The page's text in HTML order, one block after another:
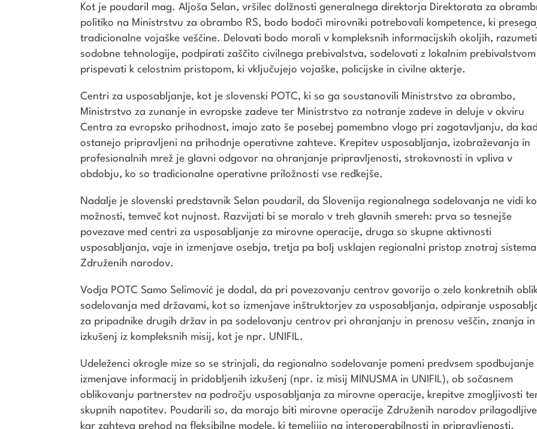
Kot je poudaril mag. Aljoša Selan, vršilec dolžnosti generalnega direktorja Direktorata za
politiko na Ministrstvu za obrambo RS, bodo bodoči mirovniki potrebovali kompetence, ki
tradicionalne vojaške veščine. Delovati bodo morali v kompleksnih informacijskih okoljih, razumeti
sodobne tehnologije, podpirati zaščito civilnega prebivalstva, sodelovati z lokalnim
prispevati k celostnim pristopom, ki vključujejo vojaške, policijske in civilne akterje.
Centri za usposabljanje, kot je slovenski POTC, ki so ga soustanovili Ministrstvo za obrambo,
Ministrstvo za zunanje in evropske zadeve ter Ministrstvo za notranje zadeve in deluje v okviru
Centra za evropsko prihodnost, imajo zato še posebej pomembno vlogo pri zagotavljanju, da
ostanejo pripravljeni na prihodnje operativne zahteve. Krepitev usposabljanja, izobraževanja in
profesionalnih mrež je glavni odgovor na ohranjanje pripravljenosti, strokovnosti in vpliva v
obdobju, ko so tradicionalne operativne priložnosti vse redkejše.
Nadalje je slovenski predstavnik Selan poudaril, da Slovenija regionalnega sodelovanja ne vidi
možnosti, temveč kot nujnost. Razvijati bi se moralo v treh glavnih smereh: prva so tesnejše
povezave med centri za usposabljanje za mirovne operacije, druga so skupne aktivnosti
usposabljanja, vaje in izmenjave osebja, tretja pa bolj usklajen regionalni pristop znotraj sistema
Združenih narodov.
Vodja POTC Samo Selimović je dodal, da pri povezovanju centrov govorijo o zelo konkretnih
sodelovanja med državami, kot so izmenjave inštruktorjev za usposabljanja, odpiranje
za pripadnike drugih držav in pa sodelovanju centrov pri ohranjanju in prenosu veščin, znanja in
izkušenj iz kompleksnih misij, kot je npr. UNIFIL.
Udeleženci okrogle mize so se strinjali, da regionalno sodelovanje pomeni predvsem spodbujanje
izmenjave informacij in pridobljenih izkušenj (npr. iz misij MINUSMA in UNIFIL), ob sočasnem
oblikovanju partnerstev na področju usposabljanja za mirovne operacije, krepitve zmogljivosti
skupnih napotitev. Poudarili so, da morajo biti mirovne operacije Združenih narodov
kar zahteva prehod na fleksibilne modele, ki temeljijo na interoperabilnosti in pripravljenosti.